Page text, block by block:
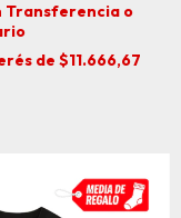
Transferencia o
de $11.666,67